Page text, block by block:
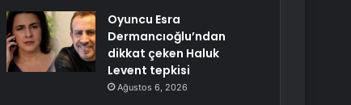
Oyuncu Esra
Dermancıoğlu’ndan
dikkat çeken Haluk
Levent tepkisi
Ağustos 6, 2026